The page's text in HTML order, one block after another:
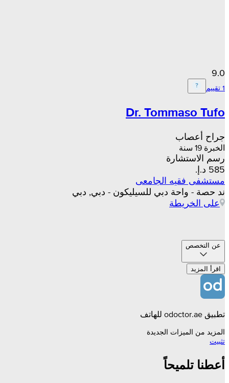
9.0
Dr. Tommaso Tufo
جراح أعصاب
الخبرة 19 سنة
رسم الاستشارة
مستشفى فقيه الجامعى
ند حصة - واحة دبي للسيليكون - دبي, دبي
على الخريطة
عن التخصص
اقرأ المزيد
تطبيق odoctor.ae للهاتف
المزيد من الميزات الجديدة
تثبيت
أعطنا تلميحاً